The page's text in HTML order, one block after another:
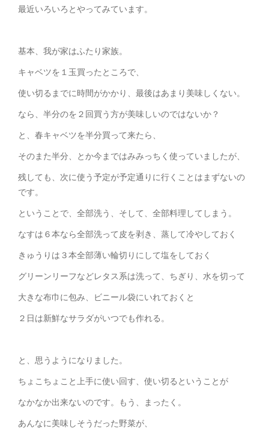
最近いろいろとやってみています。
基本、我が家はふたり家族。
キャベツを１玉買ったところで、
使い切るまでに時間がかかり、最後はあまり美味しくない。
なら、半分のを２回買う方が美味しいのではないか？
と、春キャベツを半分買って来たら、
そのまた半分、とか今まではみみっちく使っていましたが、
残しても、次に使う予定が予定通りに行くことはまずないの
です。
ということで、全部洗う、そして、全部料理してしまう。
なすは６本なら全部洗って皮を剥き、蒸して冷やしておく
きゅうりは３本全部薄い輪切りにして塩をしておく
グリーンリーフなどレタス系は洗って、ちぎり、水を切って
大きな布巾に包み、ビニール袋にいれておくと
２日は新鮮なサラダがいつでも作れる。
と、思うようになりました。
ちょこちょこと上手に使い回す、使い切るということが
なかなか出来ないのです。もう、まったく。
あんなに美味しそうだった野菜が、